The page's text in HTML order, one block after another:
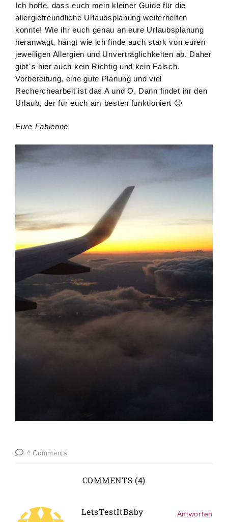
Ich hoffe, dass euch mein kleiner Guide für die
allergiefreundliche Urlaubsplanung weiterhelfen
konnte! Wie ihr euch genau an eure Urlaubsplanung
heranwagt, hängt wie ich finde auch stark von euren
jeweiligen Allergien und Unverträglichkeiten ab. Daher
gibt´s hier auch kein Richtig und kein Falsch.
Vorbereitung, eine gute Planung und viel
Recherchearbeit ist das A und O. Dann findet ihr den
Urlaub, der für euch am besten funktioniert 🙂
Eure Fabienne
4 Comments
COMMENTS (4)
LetsTestItBaby Antworten